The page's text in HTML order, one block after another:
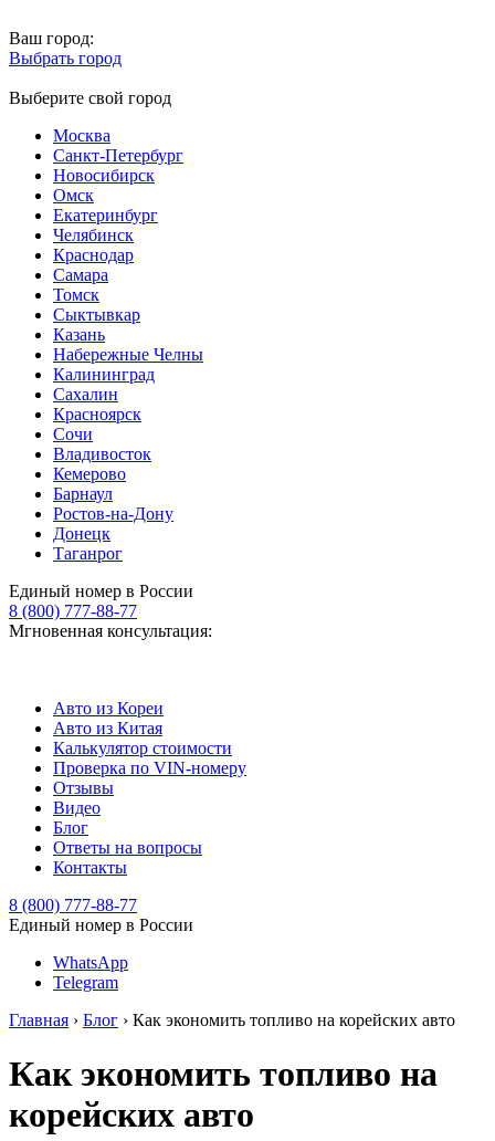
Ваш город:
Выбрать город
Выберите свой город
Москва
Санкт-Петербург
Новосибирск
Омск
Екатеринбург
Челябинск
Краснодар
Самара
Томск
Сыктывкар
Казань
Набережные Челны
Калининград
Сахалин
Красноярск
Сочи
Владивосток
Кемерово
Барнаул
Ростов-на-Дону
Донецк
Таганрог
Единый номер в России
8 (800) 777-88-77
Мгновенная консультация:
Авто из Кореи
Авто из Китая
Калькулятор стоимости
Проверка по VIN-номеру
Отзывы
Видео
Блог
Ответы на вопросы
Контакты
8 (800) 777-88-77
Единый номер в России
WhatsApp
Telegram
Главная › Блог › Как экономить топливо на корейских авто
Как экономить топливо на
корейских авто